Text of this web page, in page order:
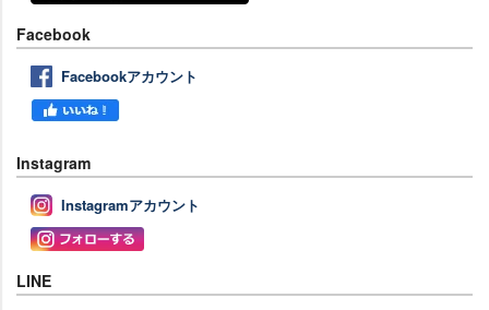
Facebook
Facebookアカウント
Instagram
Instagramアカウント
LINE